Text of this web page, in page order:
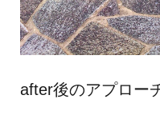
after後のアプロー